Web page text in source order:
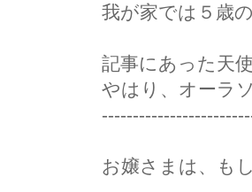
我が家では５歳
記事にあった天
やはり、オーラ
お嬢さまは、も